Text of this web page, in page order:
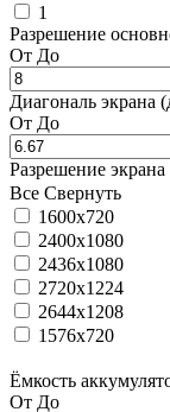
1
Разрешение
От До
Диагональ экрана
От До
Разрешение
Все Свернуть
1600x720
2400x1080
2436x1080
2720x1224
2644x1208
1576x720
Ёмкость
От До